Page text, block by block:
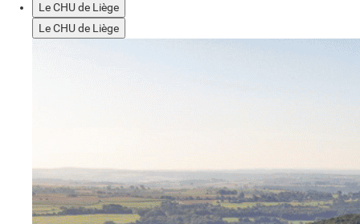
Le CHU de Liège
Le CHU de Liège